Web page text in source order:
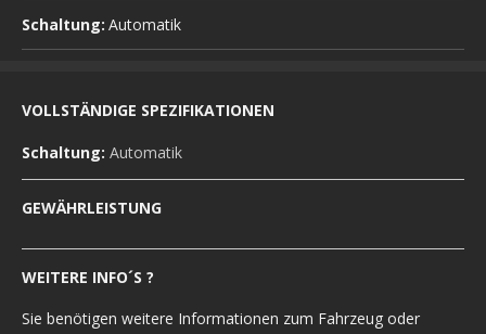
Schaltung: Automatik
VOLLSTÄNDIGE SPEZIFIKATIONEN
Schaltung: Automatik
GEWÄHRLEISTUNG
WEITERE INFO´S ?
Sie benötigen weitere Informationen zum Fahrzeug oder